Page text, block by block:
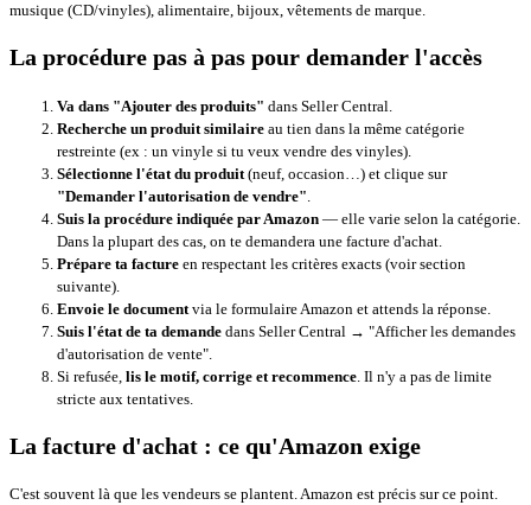
musique (CD/vinyles), alimentaire, bijoux, vêtements de marque.
La procédure pas à pas pour demander l'accès
Va dans "Ajouter des produits" dans Seller Central.
Recherche un produit similaire au tien dans la même catégorie
restreinte (ex : un vinyle si tu veux vendre des vinyles).
Sélectionne l'état du produit (neuf, occasion…) et clique sur
"Demander l'autorisation de vendre"
Suis la procédure indiquée par Amazon — elle varie selon la catégorie.
Dans la plupart des cas, on te demandera une facture d'achat.
Prépare ta facture en respectant les critères exacts (voir section
suivante).
Envoie le document via le formulaire Amazon et attends la réponse.
Suis l'état de ta demande dans Seller Central → "Afficher les demandes
d'autorisation de vente".
Si refusée, lis le motif, corrige et recommence . Il n'y a pas de limite
stricte aux tentatives.
La facture d'achat : ce qu'Amazon exige
C'est souvent là que les vendeurs se plantent. Amazon est précis sur ce point.